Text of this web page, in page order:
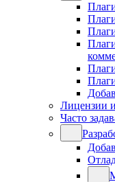
Лицензии
Часто